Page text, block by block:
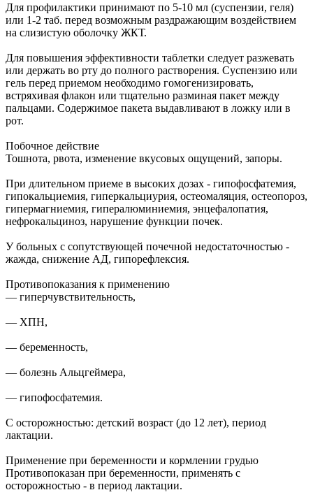
Для профилактики принимают по 5-10 мл (суспензии, геля)
или 1-2 таб. перед возможным раздражающим воздействием
на слизистую оболочку ЖКТ.
Для повышения эффективности таблетки следует разжевать
или держать во рту до полного растворения. Суспензию или
гель перед приемом необходимо гомогенизировать,
встряхивая флакон или тщательно разминая пакет между
пальцами. Содержимое пакета выдавливают в ложку или в
рот.
Побочное действие
Тошнота, рвота, изменение вкусовых ощущений, запоры.
При длительном приеме в высоких дозах - гипофосфатемия,
гипокальциемия, гиперкальциурия, остеомаляция, остеопороз,
гипермагниемия, гипералюминиемия, энцефалопатия,
нефрокальциноз, нарушение функции почек.
У больных с сопутствующей почечной недостаточностью -
жажда, снижение АД, гипорефлексия.
Противопоказания к применению
— гиперчувствительность,
— ХПН,
— беременность,
— болезнь Альцгеймера,
— гипофосфатемия.
C осторожностью: детский возраст (до 12 лет), период
лактации.
Применение при беременности и кормлении грудью
Противопоказан при беременности, применять с
осторожностью - в период лактации.